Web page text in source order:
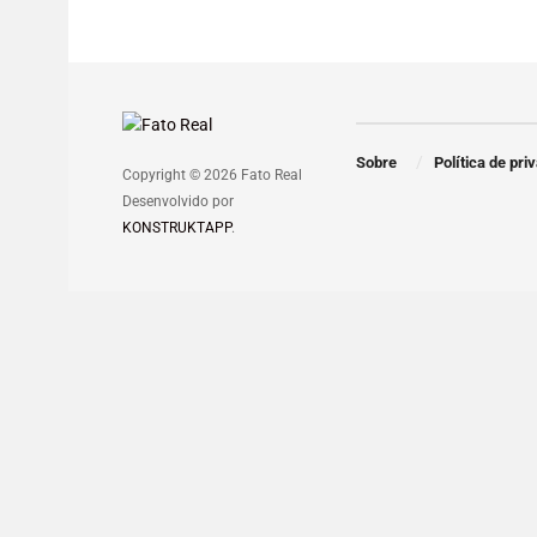
Copyright © 2026 Fato Real
Desenvolvido por
KONSTRUKTAPP.
Sobre Política de